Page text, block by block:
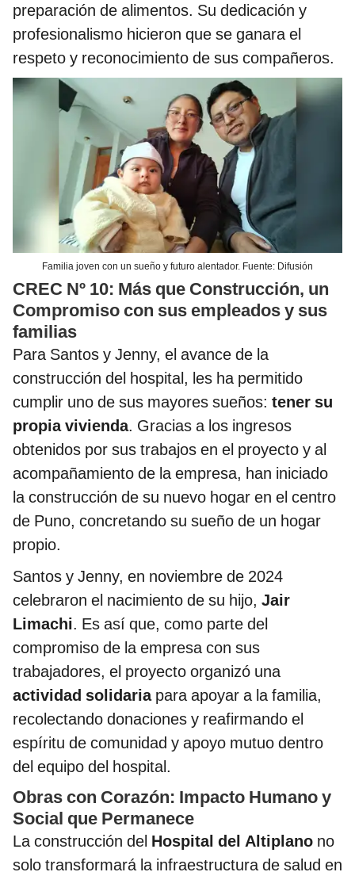
preparación de alimentos. Su dedicación y
profesionalismo hicieron que se ganara el
respeto y reconocimiento de sus compañeros.
Familia joven con un sueño y futuro alentador. Fuente: Difusión
CREC Nº 10: Más que Construcción, un
Compromiso con sus empleados y sus
familias
Para Santos y Jenny, el avance de la
construcción del hospital, les ha permitido
cumplir uno de sus mayores sueños: tener su
propia vivienda. Gracias a los ingresos
obtenidos por sus trabajos en el proyecto y al
acompañamiento de la empresa, han iniciado
la construcción de su nuevo hogar en el centro
de Puno, concretando su sueño de un hogar
propio.
Santos y Jenny, en noviembre de 2024
celebraron el nacimiento de su hijo, Jair
Limachi. Es así que, como parte del
compromiso de la empresa con sus
trabajadores, el proyecto organizó una
actividad solidariapara apoyar a la familia,
recolectando donaciones y reafirmando el
espíritu de comunidad y apoyo mutuo dentro
del equipo del hospital.
Obras con Corazón: Impacto Humano y
Social que Permanece
La construcción del Hospital del Altiplano no
solo transformará la infraestructura de salud en